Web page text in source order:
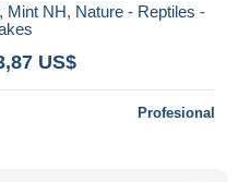
Mint NH, Nature - Reptiles -
US$
Profesional